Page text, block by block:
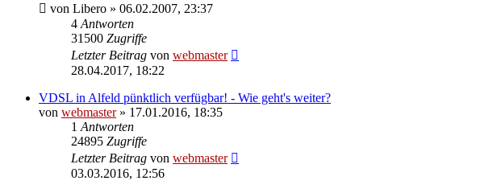
von Libero » 06.02.2007, 23:37
4 Antworten
31500 Zugriffe
Letzter Beitrag von webmaster
28.04.2017, 18:22
VDSL in Alfeld pünktlich verfügbar! - Wie geht's weiter?
von webmaster» 17.01.2016, 18:35
1 Antworten
24895 Zugriffe
Letzter Beitrag von webmaster
03.03.2016, 12:56